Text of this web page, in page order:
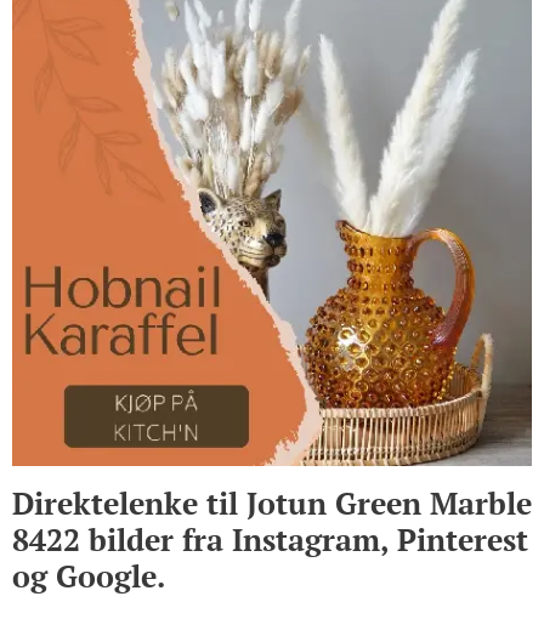
Direktelenke til Jotun Green Marble
8422 bilder fra Instagram, Pinterest
og Google.